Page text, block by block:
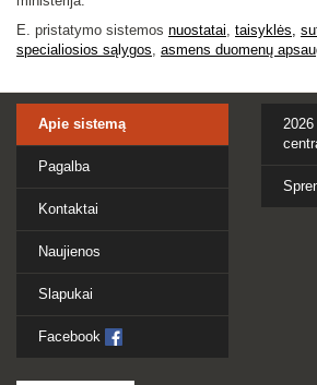
E. pristatymo sistemos nuostatai, taisyklės,
specialiosios sąlygos, asmens duomenų
Apie sistemą
Pagalba
Kontaktai
Naujienos
Slapukai
Facebook